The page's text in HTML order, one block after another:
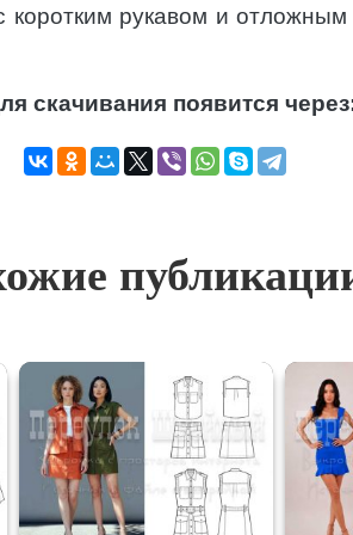
рукавом и отложным
скачивания появится